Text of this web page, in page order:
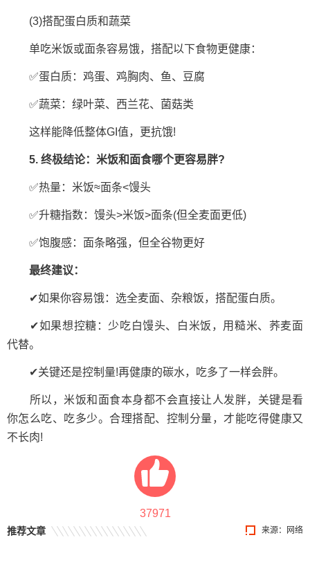
(3)搭配蛋白质和蔬菜
单吃米饭或面条容易饿，搭配以下食物更健康：
✅蛋白质：鸡蛋、鸡胸肉、鱼、豆腐
✅蔬菜：绿叶菜、西兰花、菌菇类
这样能降低整体GI值，更抗饿!
5. 终极结论：米饭和面食哪个更容易胖?
✅热量：米饭≈面条<馒头
✅升糖指数：馒头>米饭>面条(但全麦面更低)
✅饱腹感：面条略强，但全谷物更好
最终建议：
✔如果你容易饿：选全麦面、杂粮饭，搭配蛋白质。
✔如果想控糖：少吃白馒头、白米饭，用糙米、荞麦面
代替。
✔关键还是控制量!再健康的碳水，吃多了一样会胖。
所以，米饭和面食本身都不会直接让人发胖，关键是看
你怎么吃、吃多少。合理搭配、控制分量，才能吃得健康又
不长肉!
37971
来源：网络
推荐文章